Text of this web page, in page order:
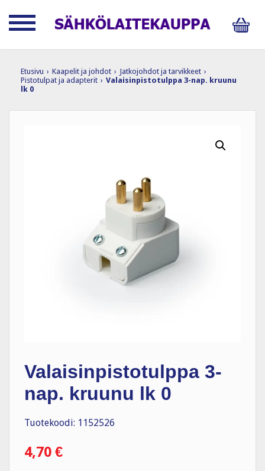
Etusivu › Kaapelit ja johdot › Jatkojohdot ja tarvikkeet ›
Pistotulpat ja adapterit › Valaisinpistotulppa 3-nap. kruunu
lk 0
Valaisinpistotulppa 3-
nap. kruunu lk 0
Tuotekoodi: 1152526
4,70 €